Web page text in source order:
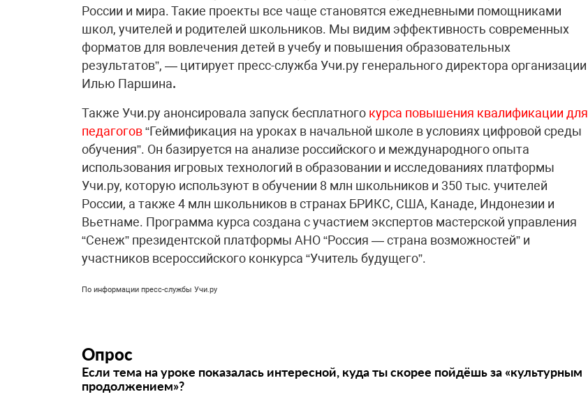
России и мира. Такие проекты все чаще становятся ежедневными помощниками
школ, учителей и родителей школьников. Мы видим эффективность современных
форматов для вовлечения детей в учебу и повышения образовательных
результатов”‎, — цитирует пресс-служба Учи.ру генерального директора организации
Илью Паршина.
Также Учи.ру анонсировала запуск бесплатного курса повышения квалификации для
педагогов“Геймификация на уроках в начальной школе в условиях цифровой среды
обучения”. Он базируется на анализе российского и международного опыта
использования игровых технологий в образовании и исследованиях платформы
Учи.ру, которую используют в обучении 8 млн школьников и 350 тыс. учителей
России, а также 4 млн школьников в странах БРИКС, США, Канаде, Индонезии и
Вьетнаме. Программа курса создана с участием экспертов мастерской управления
“Сенеж” президентской платформы АНО “Россия — страна возможностей” и
участников всероссийского конкурса “Учитель будущего”.
По информации пресс-службы Учи.ру
Опрос
Если тема на уроке показалась интересной, куда ты скорее пойдёшь за «культурным
продолжением»?